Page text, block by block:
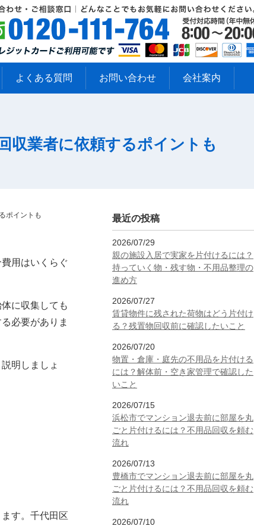
よくある質問 お問い合わせ 会社案内
ポイントも
収業者に依頼するポイントも
用はいくらぐ
に収集しても
必要がありま
明しましょ
す。千代田区
最近の投稿
2026/07/29
親の施設入居で実家を片付けるには？
持っていく物・残す物・不用品整理の
進め方
2026/07/27
賃貸物件に残された荷物はどう片付け
る？残置物回収前に確認したいこと
2026/07/20
物置・倉庫・庭先の不用品を片付ける
には？解体前・空き家管理で確認した
いこと
2026/07/15
浜松市でマンション退去前に部屋を丸
ごと片付けるには？不用品回収を頼む
流れ
2026/07/13
豊橋市でマンション退去前に部屋を丸
ごと片付けるには？不用品回収を頼む
流れ
2026/07/10